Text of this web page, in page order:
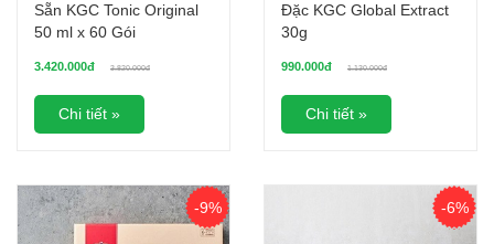
Sẵn KGC Tonic Original
50 ml x 60 Gói
3.420.000đ 3.820.000đ
Chi tiết »
Đặc KGC Global Extract
30g
990.000đ 1.130.000đ
Chi tiết »
-9% -6%